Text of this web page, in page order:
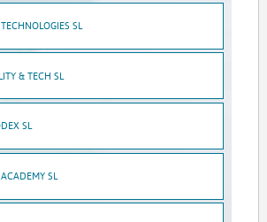
SL
& TECH SL
SL
SL